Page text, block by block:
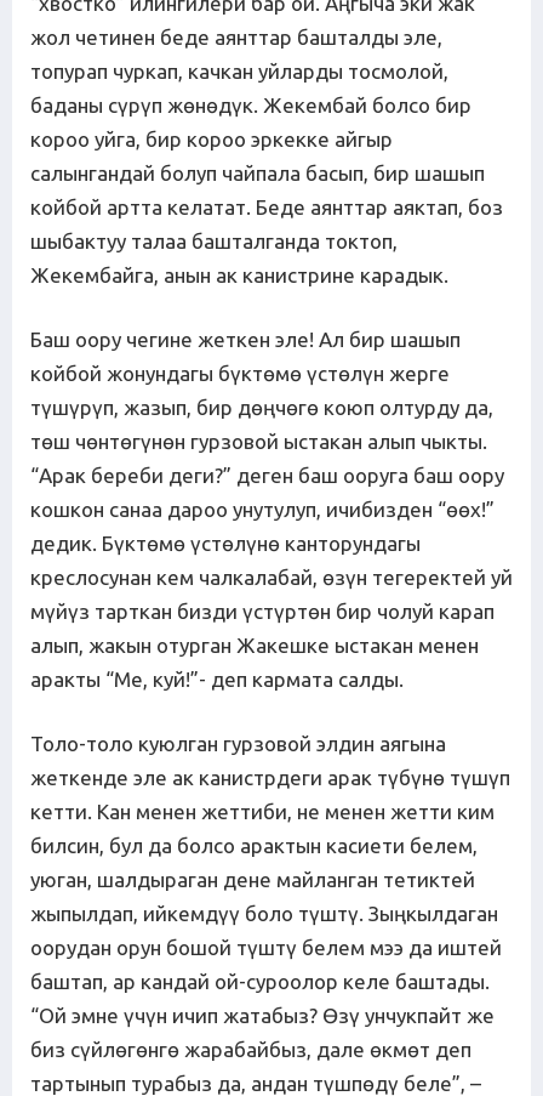
жол четинен беде аянттар башталды эле,
топурап чуркап, качкан уйларды тосмолой,
баданы сүрүп жөнөдүк. Жекембай болсо бир
короо уйга, бир короо эркекке айгыр
салынгандай болуп чайпала басып, бир шашып
койбой артта келатат. Беде аянттар аяктап, боз
шыбактуу талаа башталганда токтоп,
Жекембайга, анын ак канистрине карадык.
Баш оору чегине жеткен эле! Ал бир шашып
койбой жонундагы бүктөмө үстөлүн жерге
түшүрүп, жазып, бир дөңчөгө коюп олтурду да,
төш чөнтөгүнөн гурзовой ыстакан алып чыкты.
“Арак береби деги?” деген баш ооруга баш оору
кошкон санаа дароо унутулуп, ичибизден “өөх!”
дедик. Бүктөмө үстөлүнө канторундагы
креслосунан кем чалкалабай, өзүн тегеректей уй
мүйүз тарткан бизди үстүртөн бир чолуй карап
алып, жакын отурган Жакешке ыстакан менен
аракты “Ме, куй!”- деп кармата салды.
Толо-толо куюлган гурзовой элдин аягына
жеткенде эле ак канистрдеги арак түбүнө түшүп
кетти. Кан менен жеттиби, не менен жетти ким
билсин, бул да болсо арактын касиети белем,
уюган, шалдыраган дене майланган тетиктей
жыпылдап, ийкемдүү боло түштү. Зыңкылдаган
оорудан орун бошой түштү белем мээ да иштей
баштап, ар кандай ой-суроолор келе баштады.
“Ой эмне үчүн ичип жатабыз? Өзү унчукпайт же
биз сүйлөгөнгө жарабайбыз, дале өкмөт деп
тартынып турабыз да, андан түшпөдү беле”, –